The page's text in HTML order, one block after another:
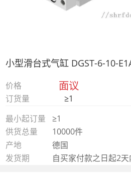
小型滑台式气缸 DGST-6-10-
价格 面议
订货量
≥1
最小起订量
≥1
供货总量
10000件
产地
德国
发货期
自买家付款之日起2